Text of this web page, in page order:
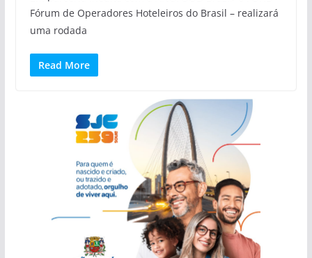
Fórum de Operadores Hoteleiros do Brasil – realizará
uma rodada
Read More